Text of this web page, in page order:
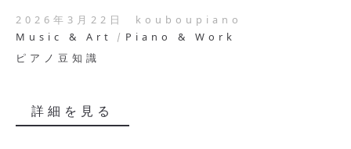
2026年3月22日
kouboupiano
Music & Art
Piano & Work
ピアノ豆知識
詳細を見る